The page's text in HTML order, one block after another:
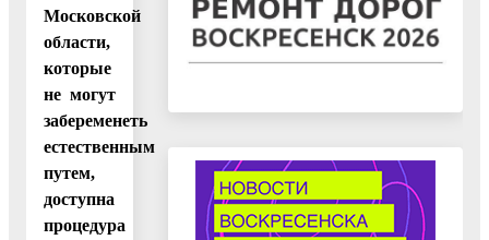
Московской
области,
которые
не могут
забеременеть
естественным
путем,
доступна
процедура